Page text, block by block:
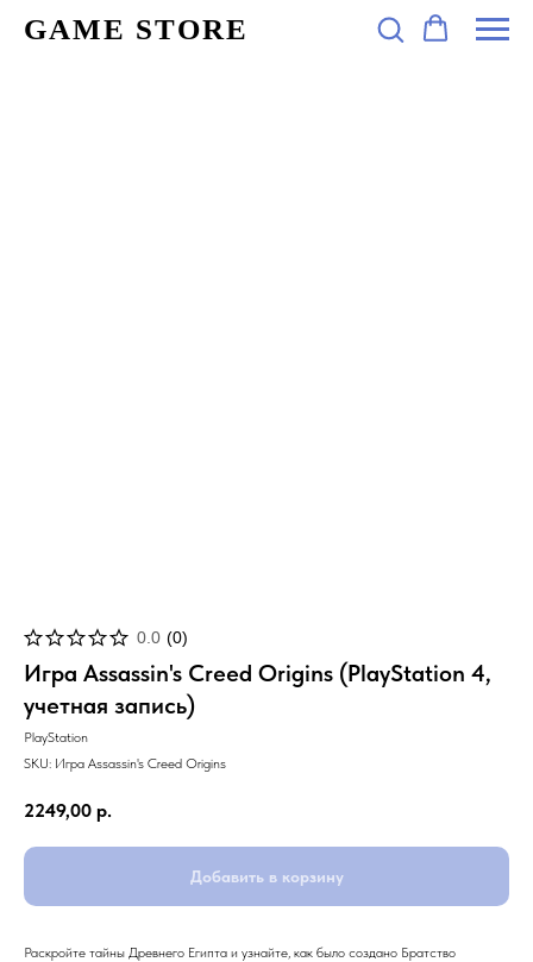
GAME STORE
0.0 (0)
Игра Assassin's Creed Origins (PlayStation 4,
учетная запись)
PlayStation
SKU: Игра Assassin's Creed Origins
2249,00 р.
Добавить в корзину
Раскройте тайны Древнего Египта и узнайте, как было создано Братство